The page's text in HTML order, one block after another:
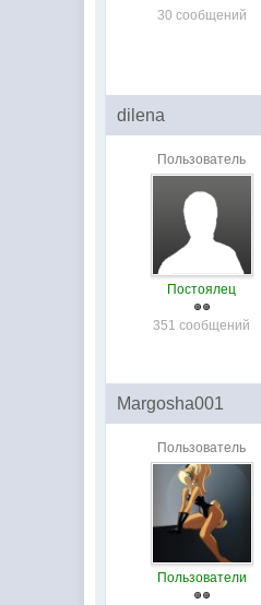
30 сообщений
dilena
Пользователь
Постоялец
351 сообщений
Margosha001
Пользователь
Пользователи